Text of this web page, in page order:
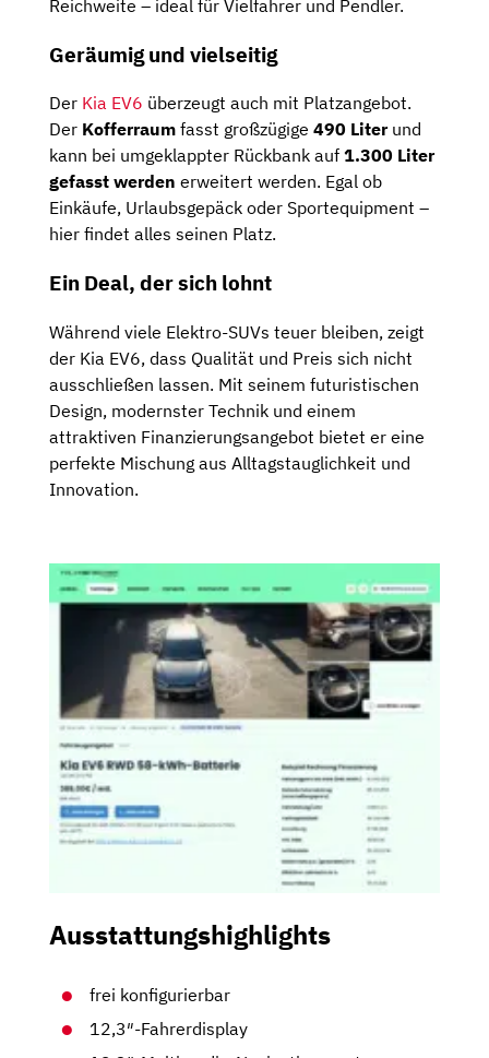
Reichweite – ideal für Vielfahrer und Pendler.
Geräumig und vielseitig
Der Kia EV6 überzeugt auch mit Platzangebot.
Der Kofferraum fasst großzügige 490 Literund
kann bei umgeklappter Rückbank auf 1.300 Liter
gefasst werden erweitert werden. Egal ob
Einkäufe, Urlaubsgepäck oder Sportequipment – ​​
hier findet alles seinen Platz.
Ein Deal, der sich lohnt
Während viele Elektro-SUVs teuer bleiben, zeigt
der Kia EV6, dass Qualität und Preis sich nicht
ausschließen lassen. Mit seinem futuristischen
Design, modernster Technik und einem
attraktiven Finanzierungsangebot bietet er eine
perfekte Mischung aus Alltagstauglichkeit und
Innovation.
Ausstattungshighlights
frei konfigurierbar
12,3″-Fahrerdisplay